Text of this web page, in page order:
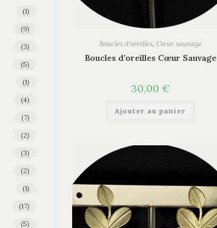
Boucles d'oreilles, Cœur sauvage
Boucles d’oreilles Cœur Sauvage
30,00 €
Ajouter au panier
(1)
(9)
(3)
(5)
(1)
(4)
(7)
(2)
(3)
(2)
(1)
(17)
(5)